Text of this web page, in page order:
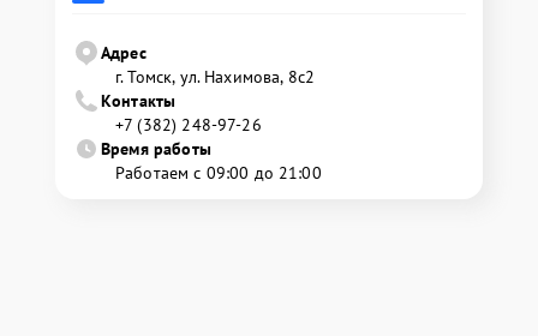
Адрес
г. Томск, ул. Нахимова, 8с2
Контакты
+7 (382) 248-97-26
Время работы
Работаем с 09:00 до 21:00